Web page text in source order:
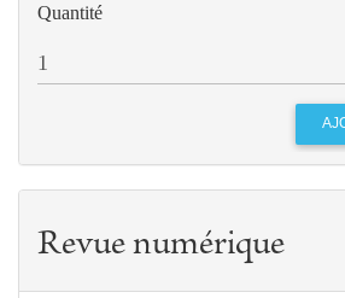
Quantité
Revue numérique